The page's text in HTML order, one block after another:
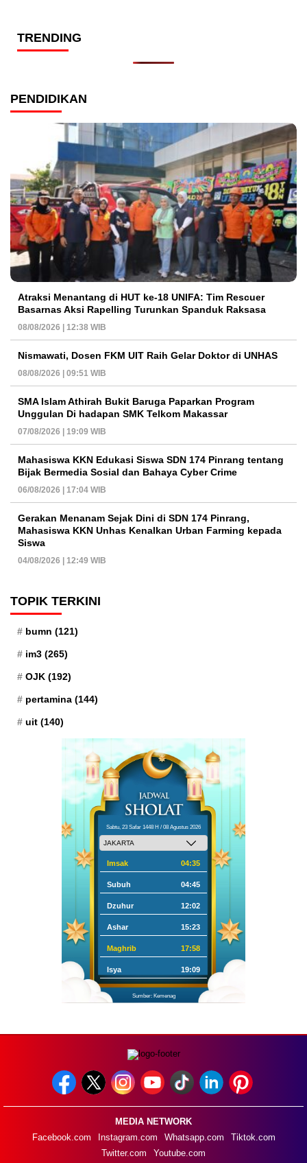
TRENDING
PENDIDIKAN
Atraksi Menantang di HUT ke-18 UNIFA: Tim Rescuer
Basarnas Aksi Rapelling Turunkan Spanduk Raksasa
08/08/2026 | 12:38 WIB
Nismawati, Dosen FKM UIT Raih Gelar Doktor di UNHAS
08/08/2026 | 09:51 WIB
SMA Islam Athirah Bukit Baruga Paparkan Program
Unggulan Di hadapan SMK Telkom Makassar
07/08/2026 | 19:09 WIB
Mahasiswa KKN Edukasi Siswa SDN 174 Pinrang tentang
Bijak Bermedia Sosial dan Bahaya Cyber Crime
06/08/2026 | 17:04 WIB
Gerakan Menanam Sejak Dini di SDN 174 Pinrang,
Mahasiswa KKN Unhas Kenalkan Urban Farming kepada
Siswa
04/08/2026 | 12:49 WIB
TOPIK TERKINI
bumn (121)
im3 (265)
OJK (192)
pertamina (144)
uit (140)
Sabtu, 23 Safar 1448 H / 08 Agustus 2026
Imsak 04:35
Subuh 04:45
Dzuhur 12:02
Ashar 15:23
Maghrib 17:58
Isya 19:09
Sumber: Kemenag
MEDIA NETWORK
Facebook.com
Instagram.com Whatsapp.com
Tiktok.com
Twitter.com
Youtube.com